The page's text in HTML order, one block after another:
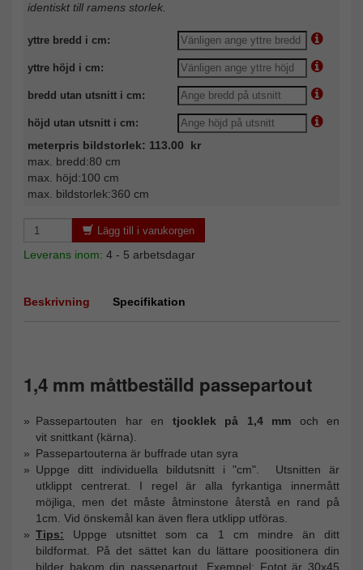
identiskt till ramens storlek.
yttre bredd i cm:
yttre höjd i cm:
bredd utan utsnitt i cm:
höjd utan utsnitt i cm:
meterpris bildstorlek: 113.00 kr
max. bredd:80 cm
max. höjd:100 cm
max. bildstorlek:360 cm
Lägg till i varukorgen
Leverans inom: 4 - 5 arbetsdagar
Beskrivning Specifikation
1,4 mm måttbeställd passepartout
Passepartouten har en tjocklek på 1,4 mm och en
vit snittkant (kärna).
Passepartouterna är buffrade utan syra
Uppge ditt individuella bildutsnitt i "cm". Utsnitten är
utklippt centrerat. I regel är alla fyrkantiga innermått
möjliga, men det måste åtminstone återstå en rand på
1cm. Vid önskemål kan även flera utklipp utföras.
Tips:
Uppge utsnittet som ca 1 cm mindre än ditt
bildformat. På det sättet kan du lättare poositionera din
bilder bakom din passepartout. Exempel: Fotot är 30x45